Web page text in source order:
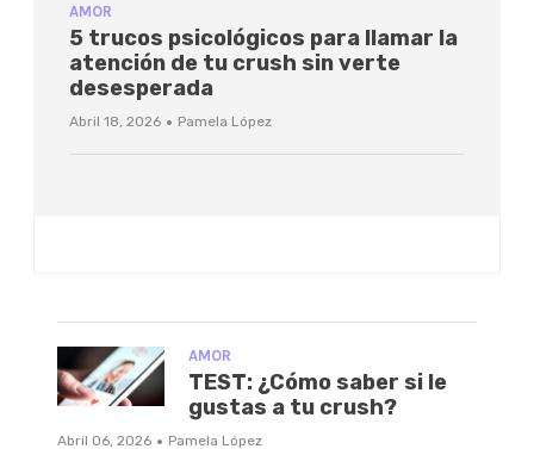
AMOR
5 trucos psicológicos para llamar la
atención de tu crush sin verte
desesperada
Abril 18, 2026 · Pamela López
AMOR
TEST: ¿Cómo saber si le
gustas a tu crush?
Abril 06, 2026 · Pamela López